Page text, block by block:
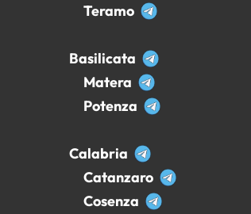
Teramo
Basilicata
Matera
Potenza
Calabria
Catanzaro
Cosenza